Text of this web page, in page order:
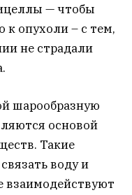
— чтобы
к опухоли – с тем,
не страдали
шарообразную
основой
Такие
воду и
взаимодействуют